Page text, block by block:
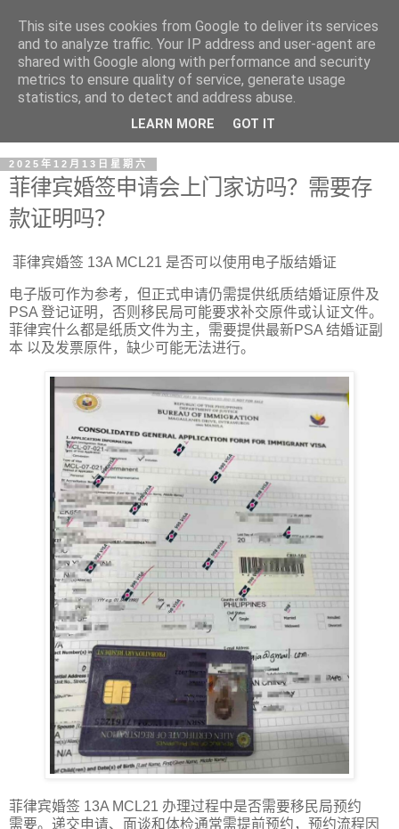
2025年12月13日星期六
菲律宾婚签申请会上门家访吗？需要存
款证明吗？
菲律宾婚签 13A MCL21 是否可以使用电子版结婚证
电子版可作为参考，但正式申请仍需提供纸质结婚证原件及
PSA 登记证明，否则移民局可能要求补交原件或认证文件。
菲律宾什么都是纸质文件为主，需要提供最新PSA 结婚证副
本 以及发票原件，缺少可能无法进行。
菲律宾婚签 13A MCL21 办理过程中是否需要移民局预约
需要。递交申请、面谈和体检通常需提前预约，预约流程因
This site uses cookies from Google to deliver its services
and to analyze traffic. Your IP address and user-agent are
shared with Google along with performance and security
metrics to ensure quality of service, generate usage
statistics, and to detect and address abuse.
LEARN MORE GOT IT